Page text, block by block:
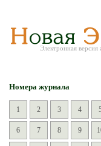
Электронная версия
Номера журнала
1 2 3 4
6 7 8 9